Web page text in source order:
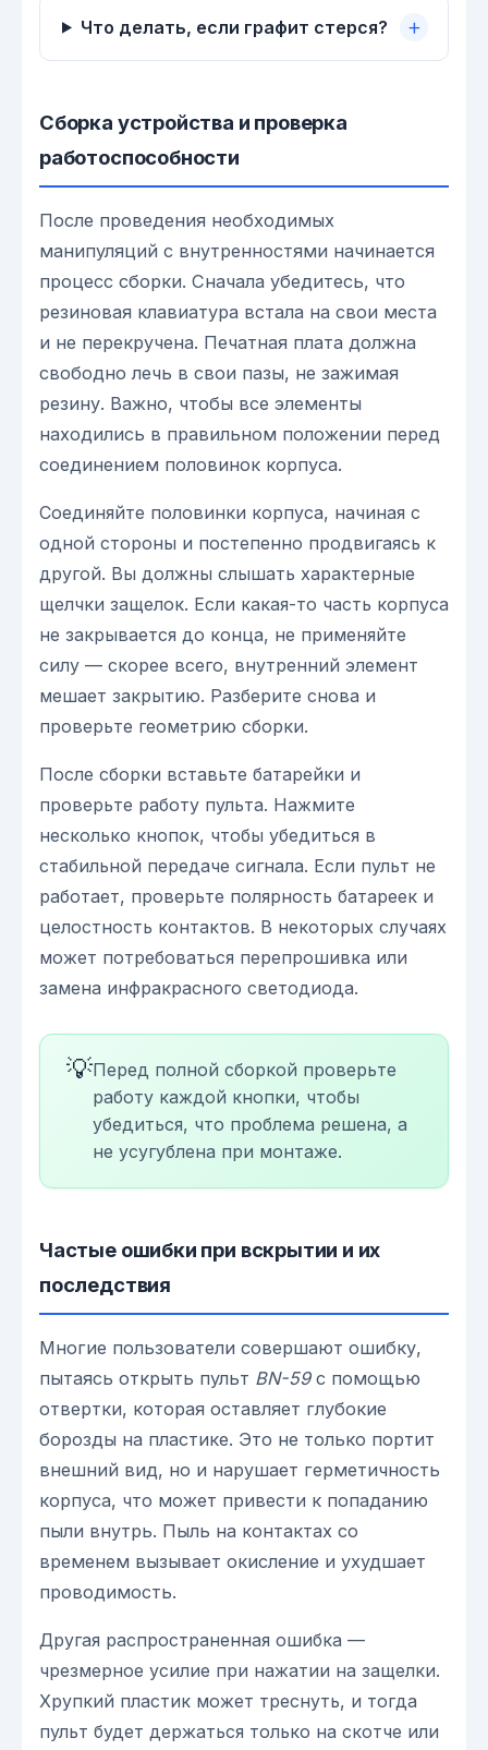
Что делать, если графит стерся?
Сборка устройства и проверка
работоспособности
После проведения необходимых
манипуляций с внутренностями начинается
процесс сборки. Сначала убедитесь, что
резиновая клавиатура встала на свои места
и не перекручена. Печатная плата должна
свободно лечь в свои пазы, не зажимая
резину. Важно, чтобы все элементы
находились в правильном положении перед
соединением половинок корпуса.
Соединяйте половинки корпуса, начиная с
одной стороны и постепенно продвигаясь к
другой. Вы должны слышать характерные
щелчки защелок. Если какая-то часть корпуса
не закрывается до конца, не применяйте
силу — скорее всего, внутренний элемент
мешает закрытию. Разберите снова и
проверьте геометрию сборки.
После сборки вставьте батарейки и
проверьте работу пульта. Нажмите
несколько кнопок, чтобы убедиться в
стабильной передаче сигнала. Если пульт не
работает, проверьте полярность батареек и
целостность контактов. В некоторых случаях
может потребоваться перепрошивка или
замена инфракрасного светодиода.
💡Перед полной сборкой проверьте
работу каждой кнопки, чтобы
убедиться, что проблема решена, а
не усугублена при монтаже.
Частые ошибки при вскрытии и их
последствия
Многие пользователи совершают ошибку,
пытаясь открыть пульт BN-59с помощью
отвертки, которая оставляет глубокие
борозды на пластике. Это не только портит
внешний вид, но и нарушает герметичность
корпуса, что может привести к попаданию
пыли внутрь. Пыль на контактах со
временем вызывает окисление и ухудшает
проводимость.
Другая распространенная ошибка —
чрезмерное усилие при нажатии на защелки.
Хрупкий пластик может треснуть, и тогда
пульт будет держаться только на скотче или